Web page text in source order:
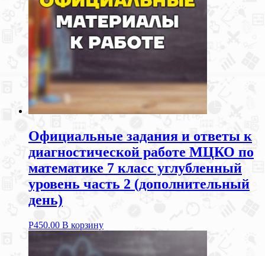
Официальные задания и ответы к
диагностической работе МЦКО по
математике 7 класс углубленный
уровень часть 2 (дополнительный
день)
Р450.00 В корзину